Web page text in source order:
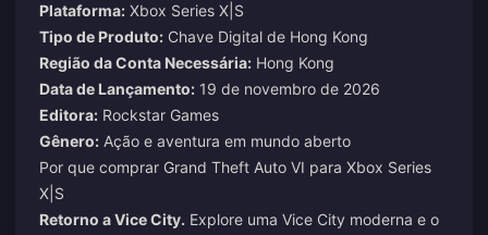
Plataforma: Xbox Series X|S
Tipo de Produto: Chave Digital de Hong Kong
Região da Conta Necessária: Hong Kong
Data de Lançamento: 19 de novembro de 2026
Editora: Rockstar Games
Gênero: Ação e aventura em mundo aberto
Por que comprar Grand Theft Auto VI para Xbox Series
X|S
Retorno a Vice City. Explore uma Vice City moderna e o